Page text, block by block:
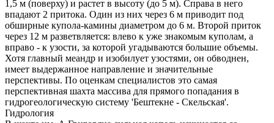
1,5 м (поверху) и растет в высоту (до 5 м). Справа в него
впадают 2 притока. Один из них через 6 м приводит под
обширные купола-камины диаметром до 6 м. Второй приток
через 12 м разветвляется: влево к уже знакомым куполам, а
вправо - к узости, за которой угадываются большие объемы.
Хотя главный меандр и изобилует узостями, он обводнен,
имеет выдержанное направление и значительные
перспективы. По оценкам специалистов это самая
перспективная шахта массива для прямого попадания в
гидрогеологическую систему 'Бештекне - Скельская'.
Гидрология